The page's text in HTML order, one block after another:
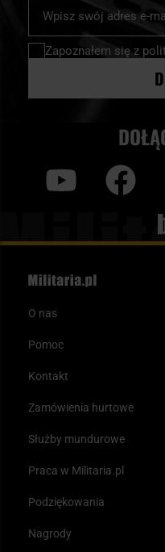
nasz
newsletter:
Zapoznałem się z
O nas
Pomoc
Kontakt
Zamówienia hurtowe
Służby mundurowe
Praca w Militaria.pl
Podziękowania
Nagrody